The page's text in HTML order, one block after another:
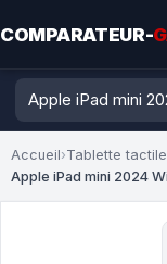
COMPARATEUR-
Accueil›Tablette tactile
Apple iPad mini 2024